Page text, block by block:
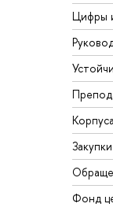
Цифры
Закупки
Фонд